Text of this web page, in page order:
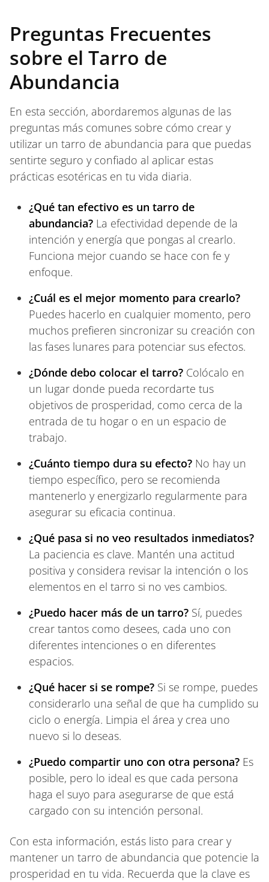
Preguntas Frecuentes
sobre el Tarro de
Abundancia
En esta sección, abordaremos algunas de las
preguntas más comunes sobre cómo crear y
utilizar un tarro de abundancia para que puedas
sentirte seguro y confiado al aplicar estas
prácticas esotéricas en tu vida diaria.
¿Qué tan efectivo es un tarro de
abundancia? La efectividad depende de la
intención y energía que pongas al crearlo.
Funciona mejor cuando se hace con fe y
enfoque.
¿Cuál es el mejor momento para crearlo?
Puedes hacerlo en cualquier momento, pero
muchos prefieren sincronizar su creación con
las fases lunares para potenciar sus efectos.
¿Dónde debo colocar el tarro? Colócalo en
un lugar donde pueda recordarte tus
objetivos de prosperidad, como cerca de la
entrada de tu hogar o en un espacio de
trabajo.
¿Cuánto tiempo dura su efecto? No hay un
tiempo específico, pero se recomienda
mantenerlo y energizarlo regularmente para
asegurar su eficacia continua.
¿Qué pasa si no veo resultados inmediatos?
La paciencia es clave. Mantén una actitud
positiva y considera revisar la intención o los
elementos en el tarro si no ves cambios.
¿Puedo hacer más de un tarro? Sí, puedes
crear tantos como desees, cada uno con
diferentes intenciones o en diferentes
espacios.
¿Qué hacer si se rompe? Si se rompe, puedes
considerarlo una señal de que ha cumplido su
ciclo o energía. Limpia el área y crea uno
nuevo si lo deseas.
¿Puedo compartir uno con otra persona? Es
posible, pero lo ideal es que cada persona
haga el suyo para asegurarse de que está
cargado con su intención personal.
Con esta información, estás listo para crear y
mantener un tarro de abundancia que potencie la
prosperidad en tu vida. Recuerda que la clave es